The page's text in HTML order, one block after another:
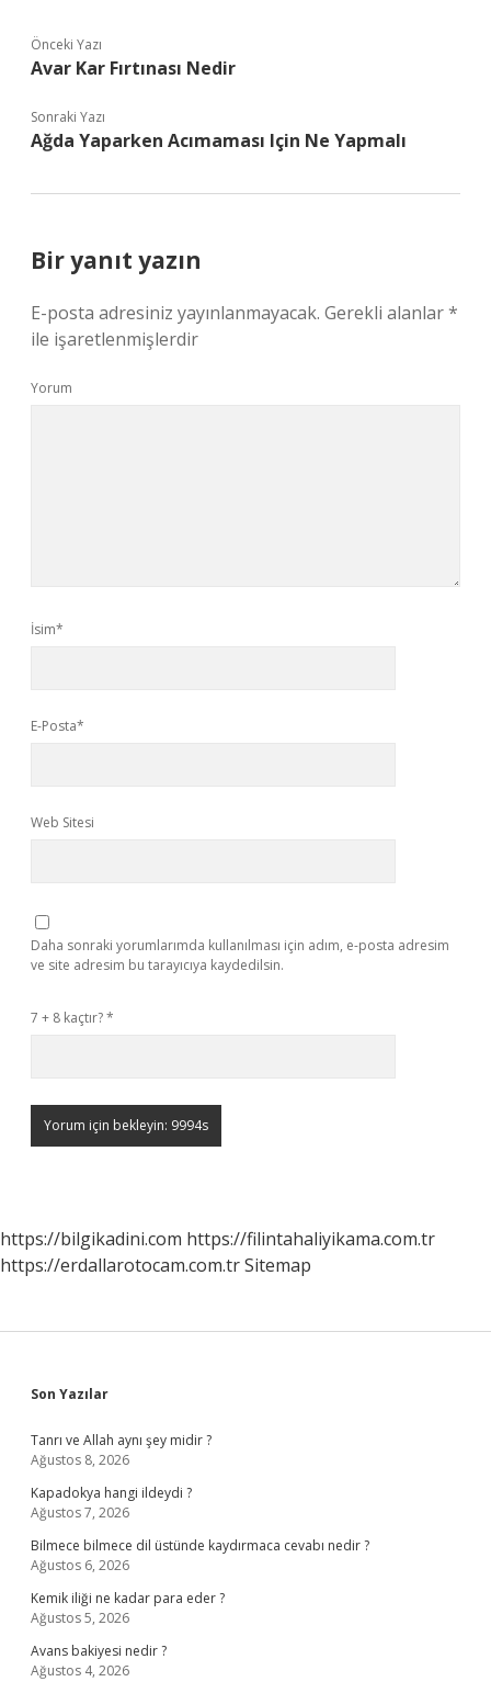
Önceki Yazı
Avar Kar Fırtınası Nedir
Sonraki Yazı
Ağda Yaparken Acımaması Için Ne Yapmalı
Bir yanıt yazın
E-posta adresiniz yayınlanmayacak. Gerekli alanlar*
ile işaretlenmişlerdir
Yorum
İsim*
E-Posta*
Web Sitesi
Daha sonraki yorumlarımda kullanılması için adım, e-posta adresim
ve site adresim bu tarayıcıya kaydedilsin.
7 + 8 kaçtır?*
https://bilgikadini.com https://filintahaliyikama.com.tr
https://erdallarotocam.com.trSitemap
Sidebar
Son Yazılar
Tanrı ve Allah aynı şey midir ?
Ağustos 8, 2026
Kapadokya hangi ildeydi ?
Ağustos 7, 2026
Bilmece bilmece dil üstünde kaydırmaca cevabı nedir ?
Ağustos 6, 2026
Kemik iliği ne kadar para eder ?
Ağustos 5, 2026
Avans bakiyesi nedir ?
Ağustos 4, 2026